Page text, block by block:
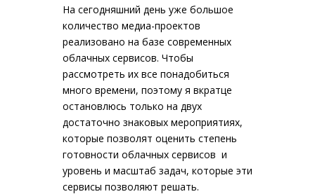
На сегодняшний день уже большое
количество медиа-проектов
реализовано на базе современных
облачных сервисов. Чтобы
рассмотреть их все понадобиться
много времени, поэтому я вкратце
остановлюсь только на двух
достаточно знаковых мероприятиях,
которые позволят оценить степень
готовности облачных сервисов и
уровень и масштаб задач, которые эти
сервисы позволяют решать.